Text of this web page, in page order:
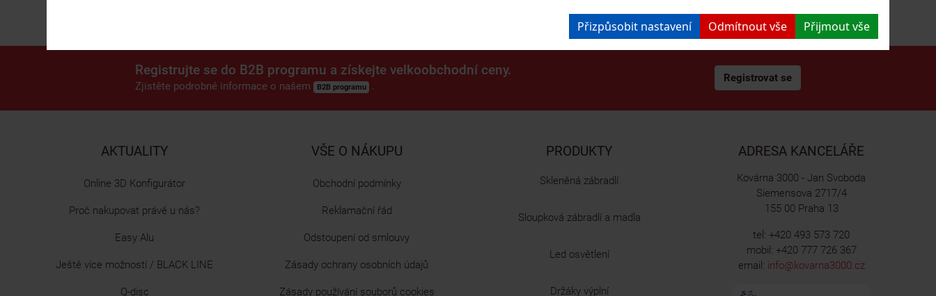
Přizpůsobit nastavení Odmítnout vše Přijmout vše
Registrujte se do B2B programu a získejte velkoobchodní ceny.
Zjistěte podrobné informace o našem B2B programu .
Registrovat se
AKTUALITY
Online 3D Konfigurátor
Proč nakupovat právě u nás?
Easy Alu
Ještě více možností / BLACK LINE
Q-disc
VŠE O NÁKUPU
Obchodní podmínky
Reklamační řád
Odstoupení od smlouvy
Zásady ochrany osobních údajů
Zásady používání souborů cookies
PRODUKTY
Skleněná zábradlí
Sloupková zábradlí a madla
Led osvětlení
Držáky výplní
ADRESA KANCELÁŘE
Kovárna 3000 - Jan Svoboda
Siemensova 2717/4
155 00 Praha 13
tel: +420 493 573 720
mobil: +420 777 726 367
email: info@kovarna3000.cz